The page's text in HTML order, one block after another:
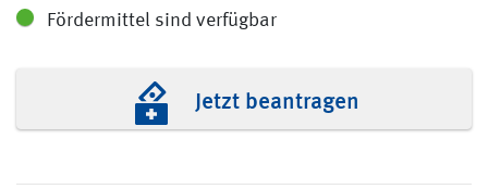
Fördermittel sind verfügbar
Jetzt beantragen